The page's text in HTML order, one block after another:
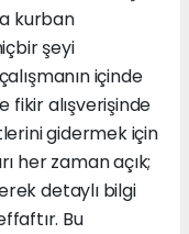
kurban
şeyi
içinde
fikir alışverişinde
gidermek için
her zaman açık;
detaylı bilgi
Bu